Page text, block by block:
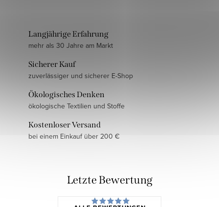
Langjährige Erfahrung
mehr als 30 Jahre am Markt
Sicherer Kauf
zuverlässiger und sicherer E-Shop
Ökologisches Denken
ökologische Textilien und Stoffe
Kostenloser Versand
bei einem Einkauf über 200 €
Letzte Bewertung